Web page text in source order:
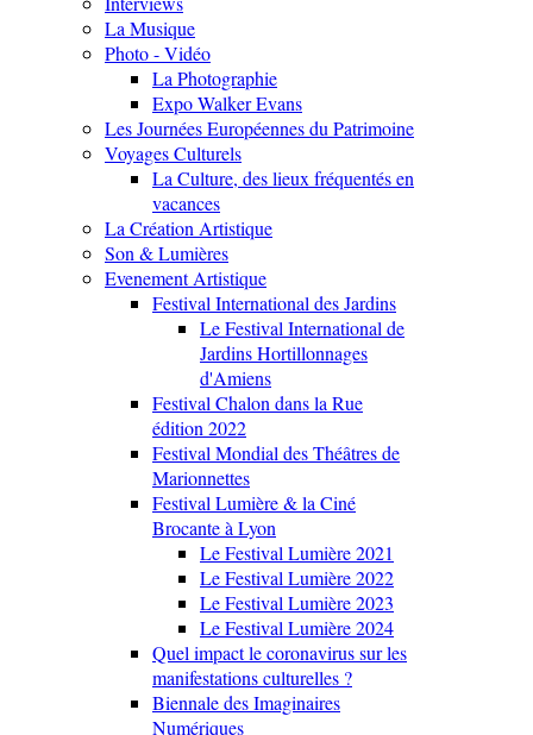
La Musique
Photo - Vidéo
La Photographie
Expo Walker Evans
Les Journées Européennes du Patrimoine
Voyages Culturels
La Culture, des lieux fréquentés en
vacances
La Création Artistique
Son & Lumières
Evenement Artistique
Festival International des Jardins
Le Festival International de
Jardins Hortillonnages
d'Amiens
Festival Chalon dans la Rue
édition 2022
Festival Mondial des Théâtres de
Marionnettes
Festival Lumière & la Ciné
Brocante à Lyon
Le Festival Lumière 2021
Le Festival Lumière 2022
Le Festival Lumière 2023
Le Festival Lumière 2024
Quel impact le coronavirus sur les
manifestations culturelles ?
Biennale des Imaginaires
Numériques